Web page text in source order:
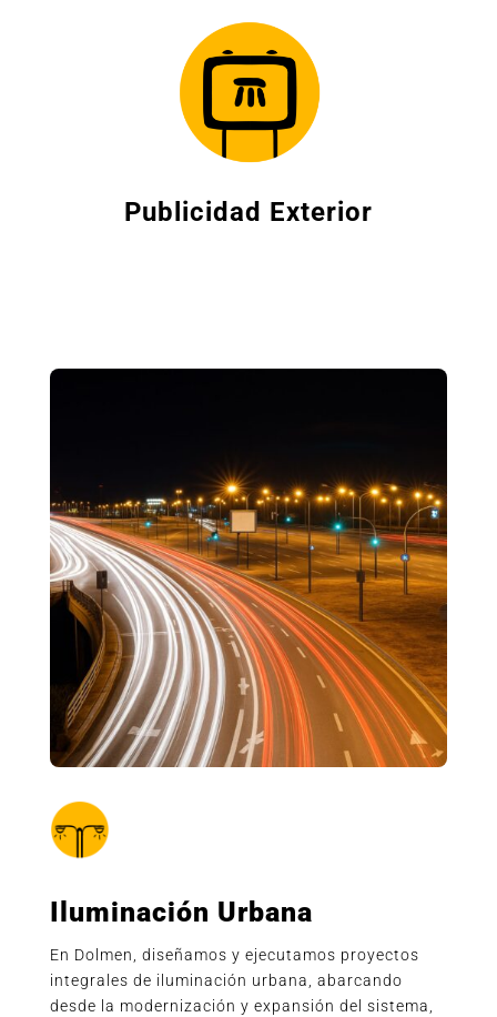
Publicidad Exterior
Iluminación Urbana
En Dolmen, diseñamos y ejecutamos proyectos
integrales de iluminación urbana, abarcando
desde la modernización y expansión del sistema,